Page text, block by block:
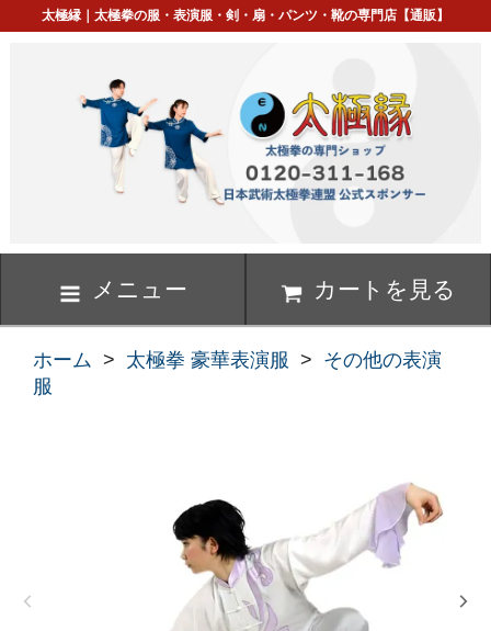
太極縁｜太極拳の服・表演服・剣・扇・パンツ・靴の専門店【通販】
メニュー カートを見る
ホーム > 太極拳 豪華表演服 > その他の表演
服